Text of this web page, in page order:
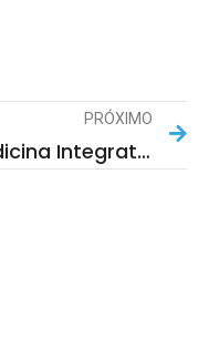
PRÓXIMO
Medicina Integrativa